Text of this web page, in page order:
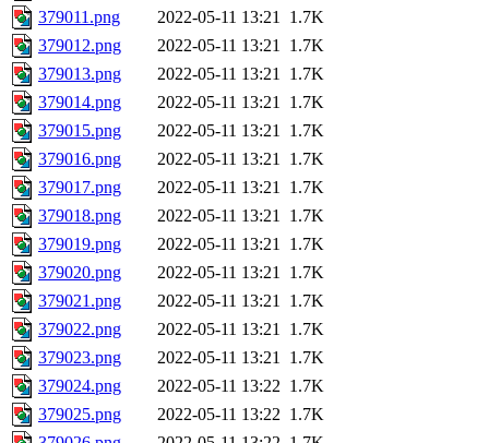
379011.png
2022-05-11 13:21 1.7K
379012.png
2022-05-11 13:21 1.7K
379013.png
2022-05-11 13:21 1.7K
379014.png
2022-05-11 13:21 1.7K
379015.png
2022-05-11 13:21 1.7K
379016.png
2022-05-11 13:21 1.7K
379017.png
2022-05-11 13:21 1.7K
379018.png
2022-05-11 13:21 1.7K
379019.png
2022-05-11 13:21 1.7K
379020.png
2022-05-11 13:21 1.7K
379021.png
2022-05-11 13:21 1.7K
379022.png
2022-05-11 13:21 1.7K
379023.png
2022-05-11 13:21 1.7K
379024.png
2022-05-11 13:22 1.7K
379025.png
2022-05-11 13:22 1.7K